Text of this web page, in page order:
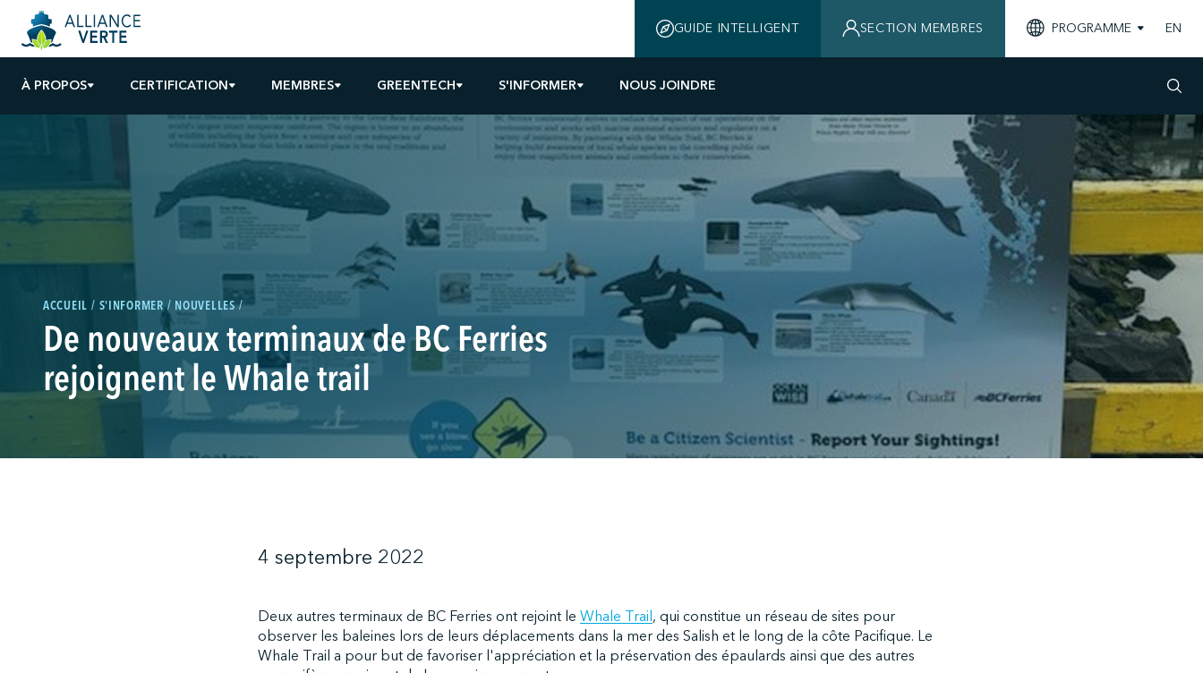
À PROPOS CERTIFICATION MEMBRES GREENTECH S'INFORMER NOUS JOINDRE
GUIDE INTELLIGENT SECTION MEMBRES PROGRAMME EN
ACCUEIL S'INFORMER NOUVELLES
De nouveaux terminaux de BC Ferries
rejoignent le Whale trail
4 septembre 2022
Deux autres terminaux de BC Ferries ont rejoint le Whale Trail, qui constitue un réseau de sites pour
observer les baleines lors de leurs déplacements dans la mer des Salish et le long de la côte Pacifique. Le
Whale Trail a pour but de favoriser l'appréciation et la préservation des épaulards ainsi que des autres